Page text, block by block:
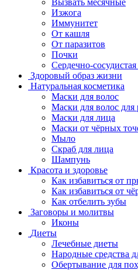
Вызвать месячные
Изжога
Иммунитет
От кашля
От паразитов
Почки
Сердечно-сосудистая
Здоровый образ жизни
Натуральная косметика
Маски для волос
Маски для волос для
Маски для лица
Маски от чёрных
Мыло
Скраб для лица
Шампунь
Красота и здоровье
Как избавиться от
Как избавиться от
Как отбелить зубы
Заговоры и молитвы
Иконы
Диеты
Лечебные диеты
Народные средства
Обертывание для